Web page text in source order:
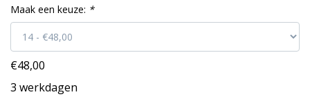
Maak een keuze: *
€48,00
3 werkdagen